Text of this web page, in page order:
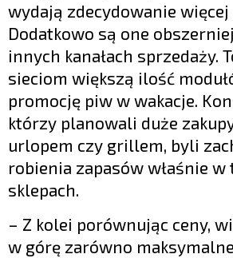
wydają zdecydowanie
Dodatkowo są one
innych kanałach sprzedaży.
sieciom większą ilość
promocję piw w wakacje.
którzy planowali duże
urlopem czy grillem, byli
robienia zapasów właśnie w
sklepach.
– Z kolei porównując ceny,
w górę zarówno